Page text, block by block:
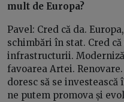
mult de Europa?
Pavel: Cred că da.
schimbări în stat. Cred
infrastructurii.
favoarea Artei.
doresc să se investească
ne putem promova și